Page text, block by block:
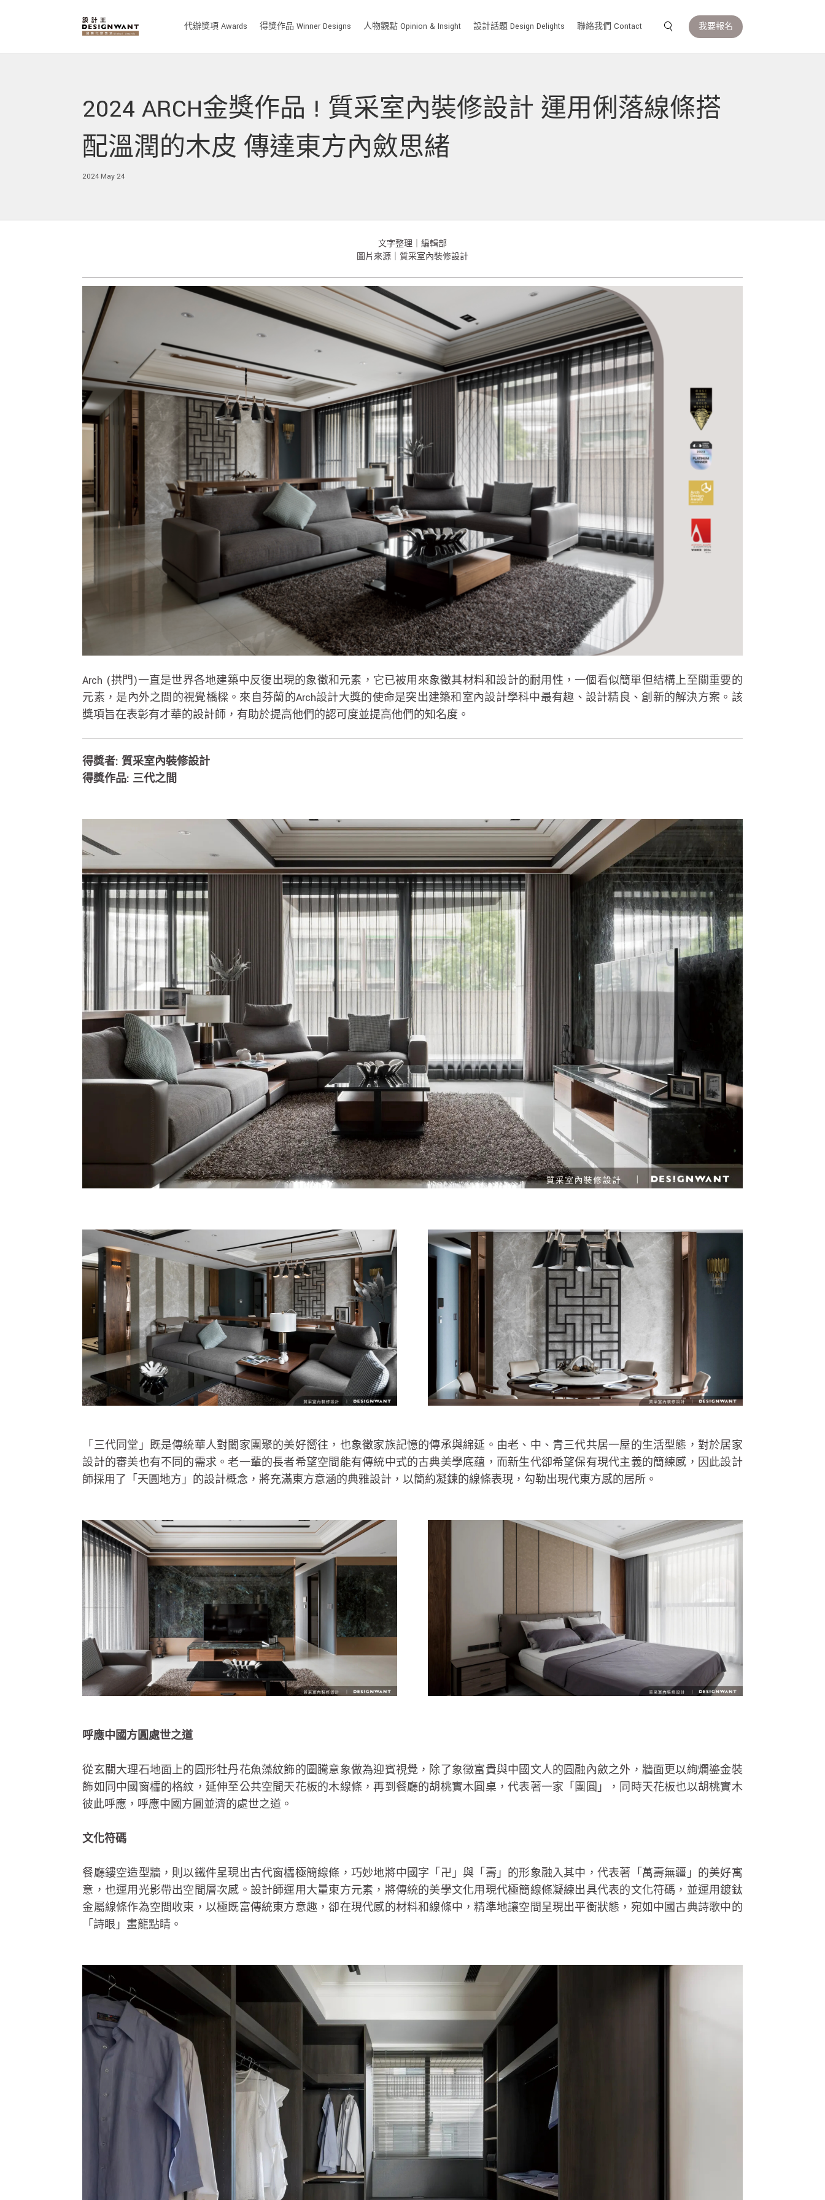
代辦獎項 Awards 得獎作品 Winner Designs 人物觀點 Opinion & Insight 設計話題 Design Delights 聯絡我們 Contact 我要報名
2024 ARCH金獎作品 ! 質采室內裝修設計 運用俐落線條搭
配溫潤的木皮 傳達東方內斂思緒
2024 May 24
文字整理｜編輯部
圖片來源｜質采室內裝修設計
Arch (拱門)一直是世界各地建築中反復出現的象徵和元素，它已被用來象徵其材料和設計的耐用性，一個看似簡單但結構上至關重要的
元素，是內外之間的視覺橋樑。來自芬蘭的Arch設計大獎的使命是突出建築和室內設計學科中最有趣、設計精良、創新的解決方案。該
獎項旨在表彰有才華的設計師，有助於提高他們的認可度並提高他們的知名度。
得獎者: 質采室內裝修設計
得獎作品: 三代之間
「三代同堂」既是傳統華人對闔家團聚的美好嚮往，也象徵家族記憶的傳承與綿延。由老、中、青三代共居一屋的生活型態，對於居家
設計的審美也有不同的需求。老一輩的長者希望空間能有傳統中式的古典美學底蘊，而新生代卻希望保有現代主義的簡練感，因此設計
師採用了「天圓地方」的設計概念，將充滿東方意涵的典雅設計，以簡約凝鍊的線條表現，勾勒出現代東方感的居所。
呼應中國方圓處世之道
從玄關大理石地面上的圓形牡丹花魚藻紋飾的圖騰意象做為迎賓視覺，除了象徵富貴與中國文人的圓融內斂之外，牆面更以絢爛鎏金裝
飾如同中國窗櫺的格紋，延伸至公共空間天花板的木線條，再到餐廳的胡桃實木圓桌，代表著一家「團圓」，同時天花板也以胡桃實木
彼此呼應，呼應中國方圓並濟的處世之道。
文化符碼
餐廳鏤空造型牆，則以鐵件呈現出古代窗櫺極簡線條，巧妙地將中國字「卍」與「壽」的形象融入其中，代表著「萬壽無疆」的美好寓
意，也運用光影帶出空間層次感。設計師運用大量東方元素，將傳統的美學文化用現代極簡線條凝練出具代表的文化符碼，並運用鍍鈦
金屬線條作為空間收束，以極既富傳統東方意趣，卻在現代感的材料和線條中，精準地讓空間呈現出平衡狀態，宛如中國古典詩歌中的
「詩眼」畫龍點睛。